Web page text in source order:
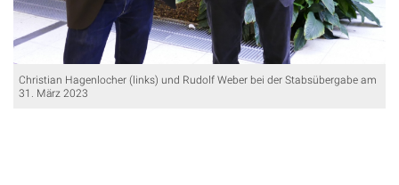
Christian Hagenlocher (links) und Rudolf Weber bei der Stabsübergabe am
31. März 2023